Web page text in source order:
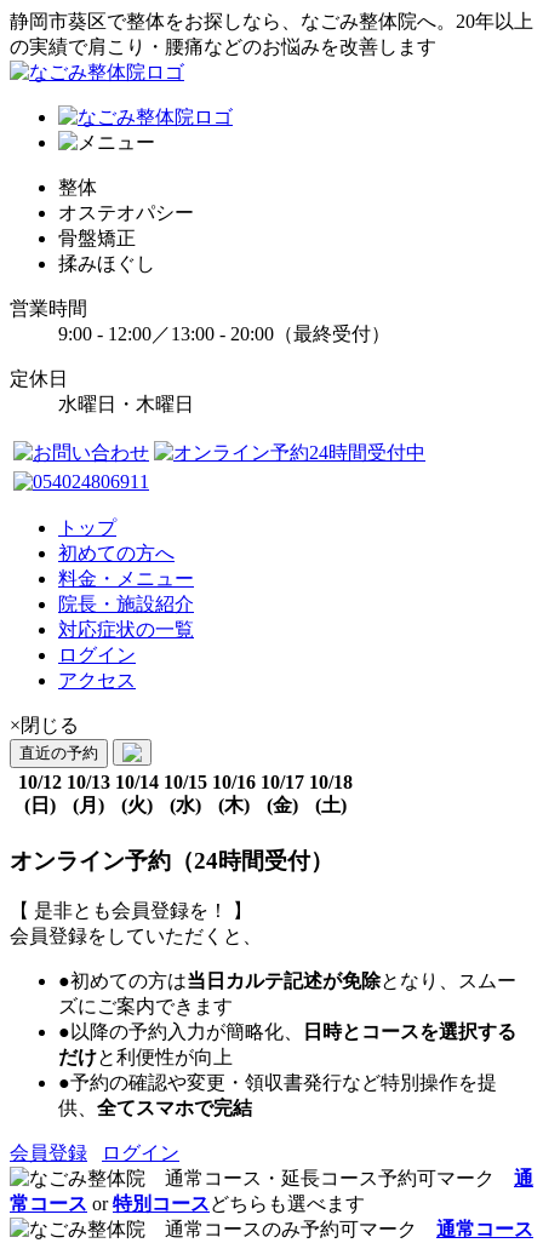
静岡市葵区で整体をお探しなら、なごみ整体院へ。20年以上
の実績で肩こり・腰痛などのお悩みを改善します
整体
オステオパシー
骨盤矯正
揉みほぐし
営業時間
9:00 - 12:00／13:00 - 20:00（最終受付）
定休日
水曜日・木曜日
トップ
初めての方へ
料金・メニュー
院長・施設紹介
対応症状の一覧
ログイン
アクセス
×閉じる
直近の予約
10/12
(日)
10/13
(月)
10/14
(火)
10/15
(水)
10/16
(木)
10/17
(金)
10/18
(土)
オンライン予約（24時間受付）
【 是非とも会員登録を！ 】
会員登録をしていただくと、
●初めての方は当日カルテ記述が免除となり、スムー
ズにご案内できます
●以降の予約入力が簡略化、
日時とコースを選択する
だけと利便性が向上
●予約の確認や変更・領収書発行など特別操作を提
供、 全てスマホで完結
会員登録
ログイン
通
常コース or特別コースどちらも選べます
通常コース